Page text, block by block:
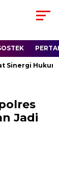
Hukum,
Jadi